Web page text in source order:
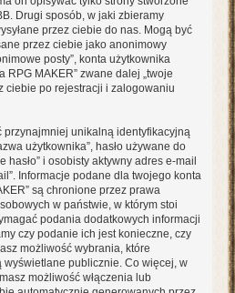
Drugi sposób, w jaki zbieramy
przez ciebie do nas. Mogą być
przez ciebie jako anonimowy
posty”, konta użytkownika
RPG MAKER” zwane dalej „twoje
ciebie po rejestracji i zalogowaniu
przynajmniej unikalną identyfikacyjną
użytkownika”, hasło używane do
hasło” i osobisty aktywny adres e-mail
Informacje podane dla twojego konta
są chronione przez prawa
w państwie, w którym stoi
podania dodatkowych informacji
czy podanie ich jest konieczne, czy
możliwość wybrania, które
wyświetlane publicznie. Co więcej, w
możliwość włączenia lub